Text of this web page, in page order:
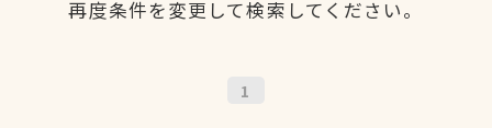
再度条件を変更して検索してください。
1